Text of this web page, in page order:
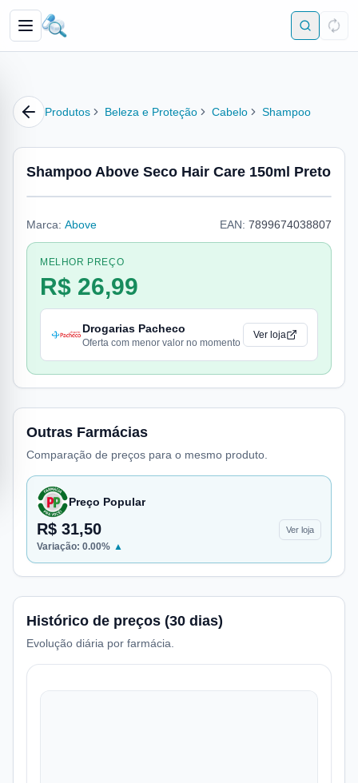
Produtos Beleza e Proteção Cabelo Shampoo
Shampoo Above Seco Hair Care 150ml Preto
Marca: Above EAN: 7899674038807
MELHOR PREÇO
R$ 26,99
Drogarias Pacheco
Oferta com menor valor no momento
Ver loja
Outras Farmácias
Comparação de preços para o mesmo produto.
Preço Popular
R$ 31,50 Ver loja
Variação: 0.00% ▲
Histórico de preços (30 dias)
Evolução diária por farmácia.